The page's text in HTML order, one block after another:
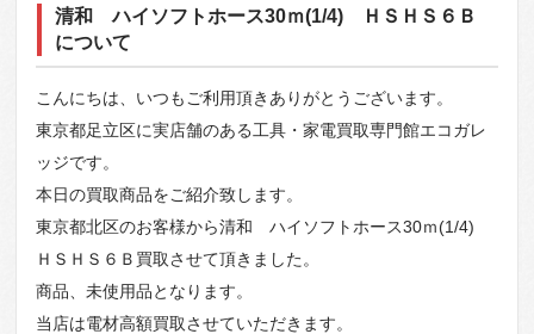
清和 ハイソフトホース30ｍ(1/4) ＨＳＨＳ６Ｂ
について
こんにちは、いつもご利用頂きありがとうございます。
東京都足立区に実店舗のある工具・家電買取専門館エコガレ
ッジです。
本日の買取商品をご紹介致します。
東京都北区のお客様から清和 ハイソフトホース30ｍ(1/4)
ＨＳＨＳ６Ｂ買取させて頂きました。
商品、未使用品となります。
当店は電材高額買取させていただきます。